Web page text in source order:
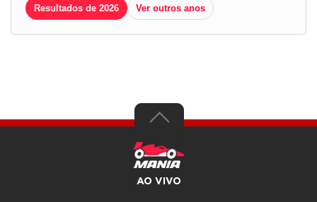
Resultados de 2026 Ver outros anos
AO VIVO